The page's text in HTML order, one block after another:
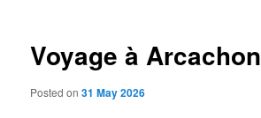
Voyage à Arcachon
Posted on31 May 2026